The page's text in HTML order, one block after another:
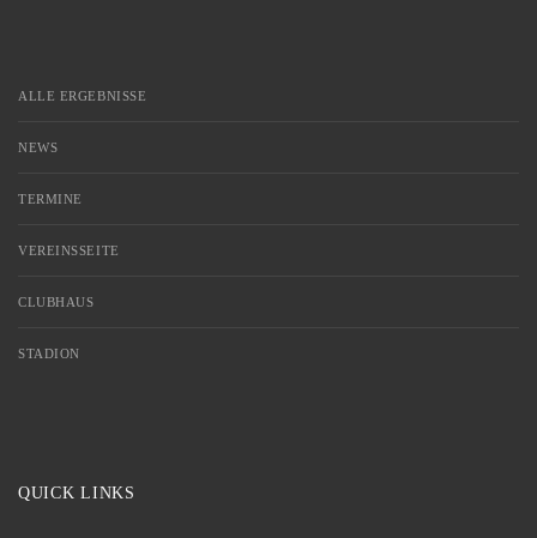
ALLE ERGEBNISSE
NEWS
TERMINE
VEREINSSEITE
CLUBHAUS
STADION
QUICK LINKS